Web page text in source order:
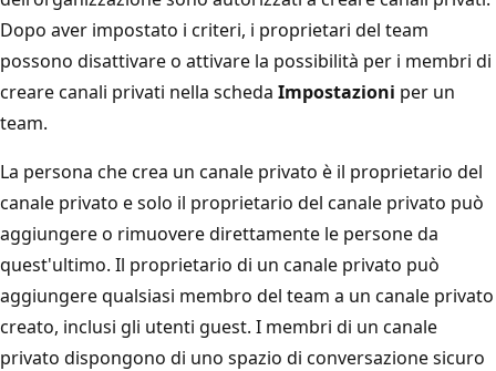
Dopo aver impostato i criteri, i proprietari del team
possono disattivare o attivare la possibilità per i membri di
creare canali privati nella scheda Impostazioni per un
team.
La persona che crea un canale privato è il proprietario del
canale privato e solo il proprietario del canale privato può
aggiungere o rimuovere direttamente le persone da
quest'ultimo. Il proprietario di un canale privato può
aggiungere qualsiasi membro del team a un canale privato
creato, inclusi gli utenti guest. I membri di un canale
privato dispongono di uno spazio di conversazione sicuro